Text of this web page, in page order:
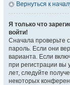
Вернуться к
Я только что
войти!
Сначала проверьте
пароль. Если они
варианта. Если
при регистрации вы
лет, следуйте
некоторых